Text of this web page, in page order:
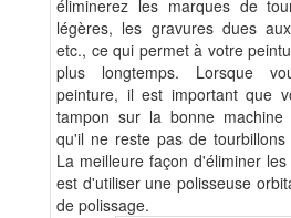
éliminerez les marques de
légères, les gravures dues
etc., ce qui permet à votre
plus longtemps. Lorsque
peinture, il est important que
tampon sur la bonne
qu'il ne reste pas de
La meilleure façon d'éliminer
est d'utiliser une polisseuse
de polissage.